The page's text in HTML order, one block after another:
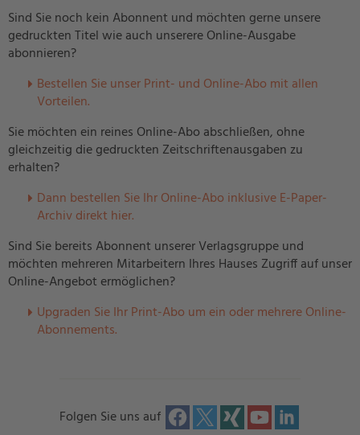
Sind Sie noch kein Abonnent und möchten gerne unsere
gedruckten Titel wie auch unserere Online-Ausgabe
abonnieren?
Bestellen Sie unser Print- und Online-Abo mit allen
Vorteilen.
Sie möchten ein reines Online-Abo abschließen, ohne
gleichzeitig die gedruckten Zeitschriftenausgaben zu
erhalten?
Dann bestellen Sie Ihr Online-Abo inklusive E-Paper-
Archiv direkt hier.
Sind Sie bereits Abonnent unserer Verlagsgruppe und
möchten mehreren Mitarbeitern Ihres Hauses Zugriff auf unser
Online-Angebot ermöglichen?
Upgraden Sie Ihr Print-Abo um ein oder mehrere Online-
Abonnements.
Folgen Sie uns auf